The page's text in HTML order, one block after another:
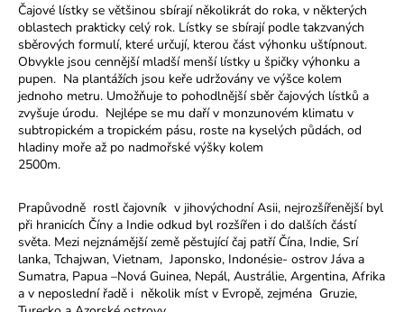
Čajové lístky se většinou sbírají několikrát do roka, v některých
oblastech prakticky celý rok. Lístky se sbírají podle takzvaných
sběrových formulí, které určují, kterou část výhonku uštípnout.
Obvykle jsou cennější mladší menší lístky u špičky výhonku a
pupen. Na plantážích jsou keře udržovány ve výšce kolem
jednoho metru. Umožňuje to pohodlnější sběr čajových lístků a
zvyšuje úrodu. Nejlépe se mu daří v monzunovém klimatu v
subtropickém a tropickém pásu, roste na kyselých půdách, od
hladiny moře až po nadmořské výšky kolem
2500m.
Prapůvodně rostl čajovník v jihovýchodní Asii, nejrozšířenější byl
při hranicích Číny a Indie odkud byl rozšířen i do dalších částí
světa. Mezi nejznámější země pěstující čaj patří Čína, Indie, Srí
lanka, Tchajwan, Vietnam, Japonsko, Indonésie- ostrov Jáva a
Sumatra, Papua –Nová Guinea, Nepál, Austrálie, Argentina, Afrika
a v neposlední řadě i několik míst v Evropě, zejména Gruzie,